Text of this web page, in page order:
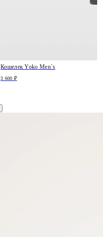
Кошелек Yoko Men`s
3 600 ₽